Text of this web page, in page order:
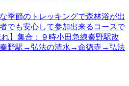
季節のトレッキングで森林浴が出
でも安心して参加出来るコースで
】集合：９時小田急線秦野駅改
野駅→弘法の清水→命徳寺→弘法